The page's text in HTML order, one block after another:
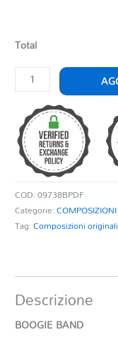
Total
BOOGIE
BAND
quantità
COD:09738BPDF
Categorie:
Tag:Composizioni originali
Descrizione
BOOGIE BAND